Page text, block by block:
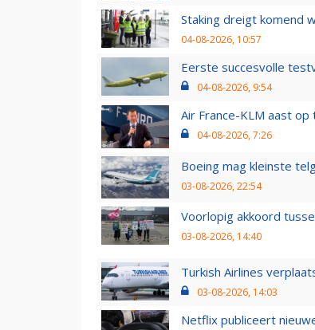
Staking dreigt komend
04-08-2026, 10:57
Eerste succesvolle
04-08-2026, 9:54
Air France-KLM aast op
04-08-2026, 7:26
Boeing mag kleinste
03-08-2026, 22:54
Voorlopig akkoord
03-08-2026, 14:40
Turkish Airlines
03-08-2026, 14:03
Netflix publiceert